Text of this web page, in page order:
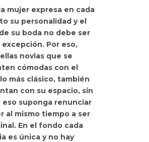
mujer expresa en cada
su personalidad y el
su boda no debe ser
excepción. Por eso,
novias que se
cómodas con el
más clásico, también
con su espacio, sin
eso suponga renunciar
al mismo tiempo a ser
En el fondo cada
es única y no hay